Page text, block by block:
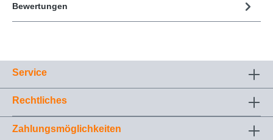
Bewertungen
Service
Rechtliches
Zahlungsmöglichkeiten